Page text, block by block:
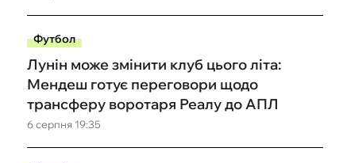
Футбол
6 серпня 19:35
Лунін може змінити клуб цього літа:
Мендеш готує переговори щодо
трансферу воротаря Реалу до АПЛ